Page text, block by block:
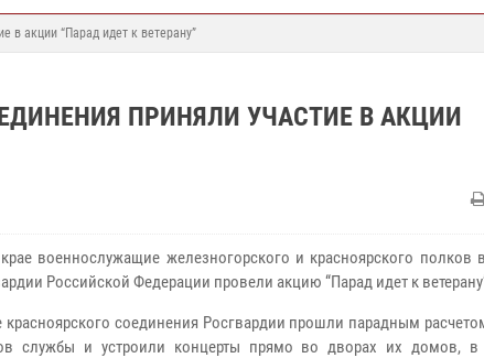
в акции “Парад идет к ветерану”
ПРИНЯЛИ УЧАСТИЕ В АКЦИИ
военнослужащие железногорского и красноярского полков
Российской Федерации провели акцию “Парад идет к
соединения Росгвардии прошли парадным
службы и устроили концерты прямо во дворах их домов, в